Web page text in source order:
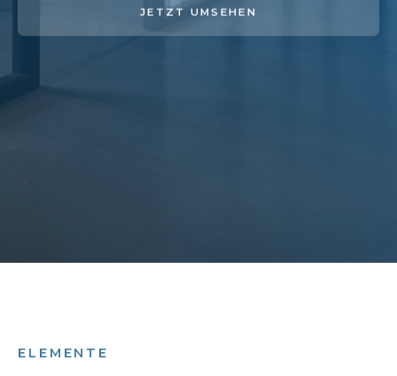
JETZT UMSEHEN
ELEMENTE